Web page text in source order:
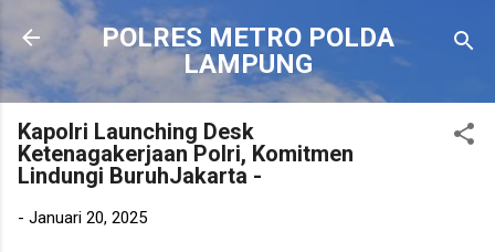
Langsung ke konten utama
POLRES METRO POLDA
LAMPUNG
Kapolri Launching Desk
Ketenagakerjaan Polri, Komitmen
Lindungi BuruhJakarta -
- Januari 20, 2025